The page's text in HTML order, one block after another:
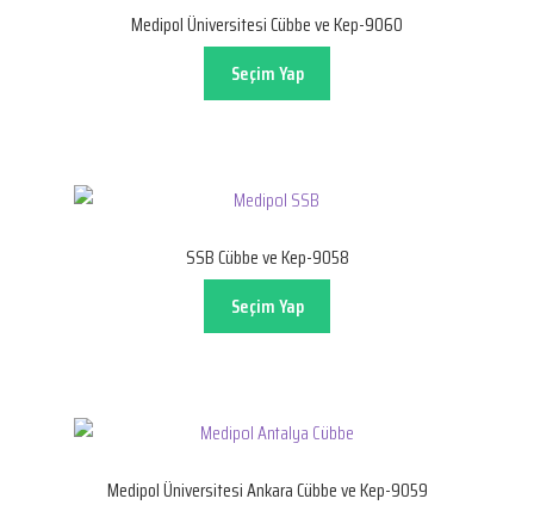
Medipol Üniversitesi Cübbe ve Kep-9060
Seçim Yap
SSB Cübbe ve Kep-9058
Seçim Yap
Medipol Üniversitesi Ankara Cübbe ve Kep-9059